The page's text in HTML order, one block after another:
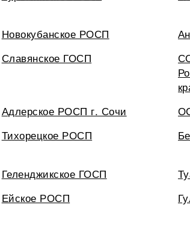
Новокубанское РОСП
Славянское ГОСП
Адлерское РОСП г. Сочи
Тихорецкое РОСП
Геленджикское ГОСП
Ейское РОСП